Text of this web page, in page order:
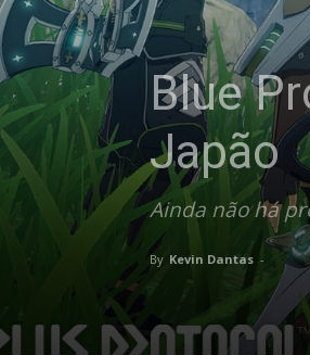
Blue
Japão
Ainda não há
By Kevin Dantas -